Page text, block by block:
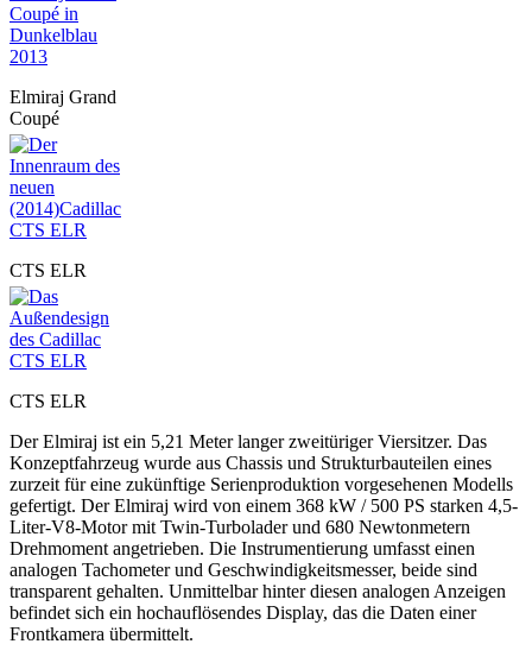
Elmiraj Grand
Coupé
CTS ELR
CTS ELR
Der Elmiraj ist ein 5,21 Meter langer zweitüriger Viersitzer. Das
Konzeptfahrzeug wurde aus Chassis und Strukturbauteilen eines
zurzeit für eine zukünftige Serienproduktion vorgesehenen Modells
gefertigt. Der Elmiraj wird von einem 368 kW / 500 PS starken 4,5-
Liter-V8-Motor mit Twin-Turbolader und 680 Newtonmetern
Drehmoment angetrieben. Die Instrumentierung umfasst einen
analogen Tachometer und Geschwindigkeitsmesser, beide sind
transparent gehalten. Unmittelbar hinter diesen analogen Anzeigen
befindet sich ein hochauflösendes Display, das die Daten einer
Frontkamera übermittelt.